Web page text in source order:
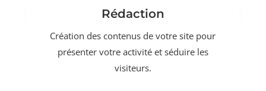
Rédaction
Création des contenus de votre site pour
présenter votre activité et séduire les
visiteurs.